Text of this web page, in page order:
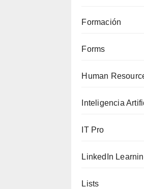
Formación
Forms
Human
Inteligencia
IT Pro
LinkedIn
Lists